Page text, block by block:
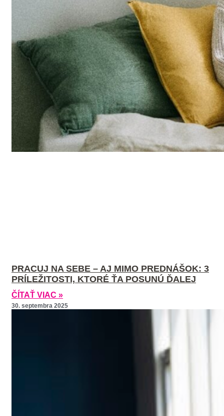
PRACUJ NA SEBE – AJ MIMO PREDNÁŠOK: 3
PRÍLEŽITOSTI, KTORÉ ŤA POSUNÚ ĎALEJ
ČÍTAŤ VIAC »
30. septembra 2025